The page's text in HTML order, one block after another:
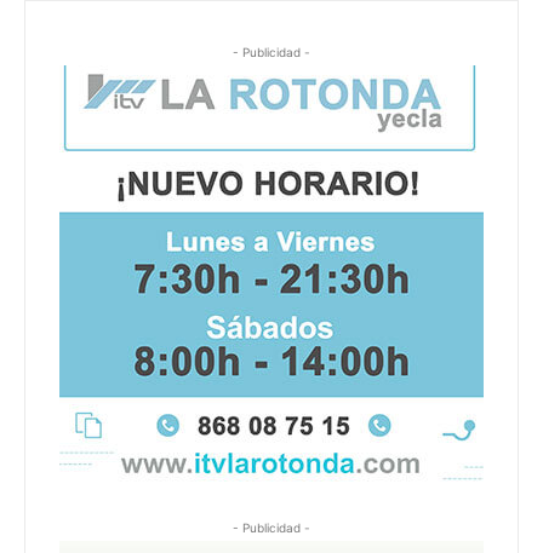
- Publicidad -
- Publicidad -